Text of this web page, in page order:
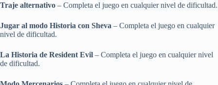
Traje alternativo – Completa el juego en cualquier nivel de dificultad.
Jugar al modo Historia con Sheva – Completa el juego en cualquier
nivel de dificultad.
La Historia de Resident Evil – Completa el juego en cualquier nivel
de dificultad.